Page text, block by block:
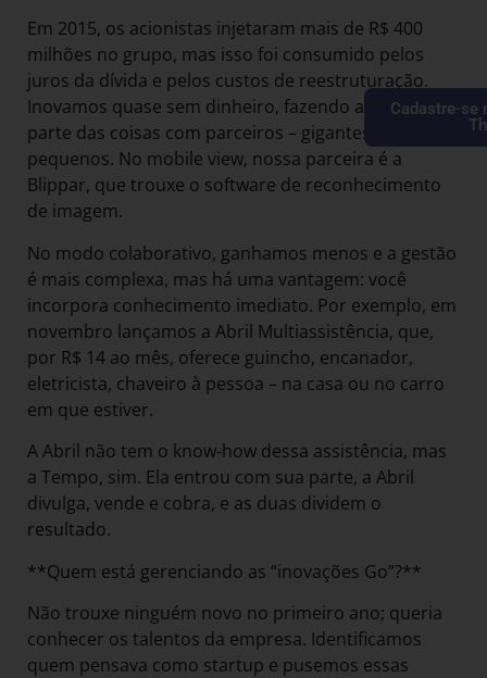
Em 2015, os acionistas injetaram mais de R$ 400
milhões no grupo, mas isso foi consumido pelos
juros da dívida e pelos custos de reestruturação.
Inovamos quase sem dinheiro, fazendo a maior
parte das coisas com parceiros – gigantes ou
pequenos. No mobile view, nossa parceira é a
Blippar, que trouxe o software de reconhecimento
de imagem.
No modo colaborativo, ganhamos menos e a gestão
é mais complexa, mas há uma vantagem: você
incorpora conhecimento imediato. Por exemplo, em
novembro lançamos a Abril Multiassistência, que,
por R$ 14 ao mês, oferece guincho, encanador,
eletricista, chaveiro à pessoa – na casa ou no carro
em que estiver.
A Abril não tem o know-how dessa assistência, mas
a Tempo, sim. Ela entrou com sua parte, a Abril
divulga, vende e cobra, e as duas dividem o
resultado.
**Quem está gerenciando as “inovações Go”?**
Não trouxe ninguém novo no primeiro ano; queria
conhecer os talentos da empresa. Identificamos
quem pensava como startup e pusemos essas
Cadastre-se